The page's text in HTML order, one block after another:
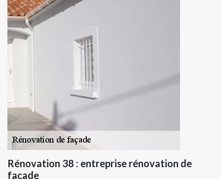
Rénovation 38 : entreprise rénovation de
façade